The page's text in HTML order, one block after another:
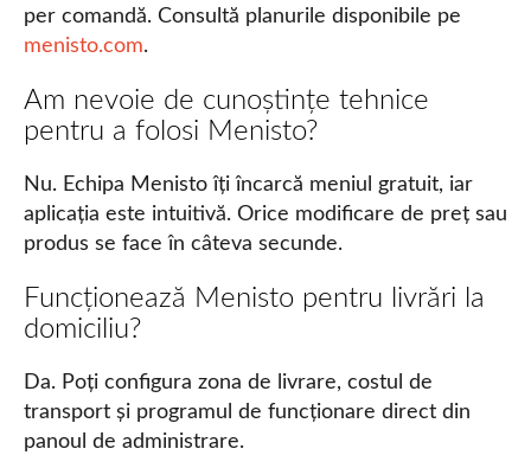
per comandă. Consultă planurile disponibile pe
menisto.com.
Am nevoie de cunoștințe tehnice
pentru a folosi Menisto?
Nu. Echipa Menisto îți încarcă meniul gratuit, iar
aplicația este intuitivă. Orice modificare de preț sau
produs se face în câteva secunde.
Funcționează Menisto pentru livrări la
domiciliu?
Da. Poți configura zona de livrare, costul de
transport și programul de funcționare direct din
panoul de administrare.